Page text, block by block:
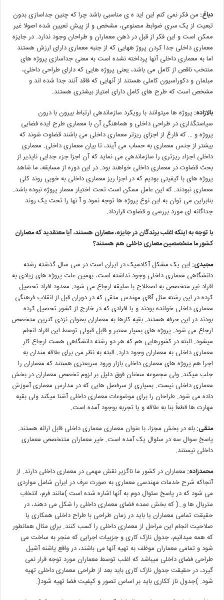
دباغ: من فکر نمی کنم این اید ه ی مناسبی باشد چرا که چنین جداسازی بدون
تبعیت از یک سری ضوابط مصنوعی، مشخص و از پیش تعیین شده اصولاغیر
ممکن استو اینفکر ازقبلدرذهن معمارانوطراحانوجودندارد.درجایزه
معماریداخلی جداکردن پروژ ههایی که ازجنبه معماریدارای ارزش هستند
امابه معماریداخلی آنها پرداختهنشده استبه معنی جداسازی پروژه های
منتخبناقص ازکامل می باشد، یعنی پروژه هایی کهدارایطراحیداخلی،
مبلمانودکوراسیونکاملی هستند ازآنهایی کهفاقد آنند جدا شده اند و
مشخص استکهطرح هایکاملدارای امتیازبیشتری هستند.
بالازاده: پروژه ها میتوانند با رویکرد سازماندهی ارتباط بیرون با درون
سیاستگذاری در طراحی داخلی و هماهنگی آن با معماری طرح ایده فضایی
پروژه و … که فارغ از اجزای ریزتر معماری داخلی می باشند قضاوت شوند که
بیشتر از جنس معماری به حساب می آیند، تا بیان معماری داخلی. معماری
داخلی اجزاء ریزتری را سازماندهی می نماید کهآن اجزاجزء جدایی ناپذیر از
بحثقضاوتدر معماریداخلی خواهند بود.در ایندوره از مسابقه، ما شاهد
پروژه هایباکیفیتی بودیمکهدر اجزا ریز معماریداخلی بهخوبی روند کلی
معمارینبودند.که اینعامل ممکن استتحت اختیار معمار پروژهنبودهباشد.
بنابراین می توانبه ایننوع پروژه هاتوجهنمودوآنها راتحت یک روند
جداگانه ای موردبررسی وقضاوتقرارداد.
باتوجهبهاینکهاغلببرندگاندرجایزه،معماران هستند،آیامعتقدیدکهمعماران
کشورمامتخصصینمعماریداخلی هم هستند؟
مجیدی: این یک مشکل آکادمیک در ایران است در سی سال گذشته رشته
دانشگاهی معماری داخلی وجود نداشته است، بهمین علت پروژه های زیادیبه
افرادغیر متخصصبه اصطلاح با سلیقه ارجاع می شود. معدود افرادتحصیل
کردهدر این رشته مثلآقای مهندس متقی کهدردورانقبل از انقلابفرهنگی
معماریداخلی خواندهبودند و یا افرادیکهدرخارج ازکشورتحصیلکرده
بودند در اینحرفه هستند.بقیهکارهابه معمارانبعنواننزدیکترین متخصص
ارجاع می شود. پروژه هایبسیار معتبروقابلقبولی توسط این افراد انجام
میشود. البتهدرکشورهایی همکه هردو رشتهدانشگاهی هست ارجاعکار
معماریداخلی به معمارانوجوددارد. البتهبهنظر منبرایعلاقه مندانبه
اجرا هم پروژه های معماریداخلی بازارورود سریعتری هستند که معماران را
جلب میکند.ولی مجموعه سخنانفوق دلیلبر لزومتخصص معماراندربخش
معماریداخلی نیست.بسیاری از سرفصل هایی کهدر مدارس معماریآموزش
داده می شود.طراحان رابرای موضوعات معماریداخلی آشنا میکند ولی بقیه
مهارت هاقطعاًبنابهعلاقهو یاتجربهبوجودآمده است.
متقی:بله در بخش مجزا، با عنوان معماری معماری داخلی قابل ارائه هستند.
پاسخ سوال سه در سئوال یک آمده است. خیر معماران متتخصص معماری
داخلی نیستند.
محمدزاده: معماران در کشور ما ناگزیر نقش مهمی در معماری داخلی دارند. از
آنجاکه شرح خدمات مهندسی معماری به صورت عرف در ایران شامل مواردی
می شودکهدر پاسخ سئوال دومبهآنها اشاره شده است)مانند فرم، انتخاب
متریال هاو…(کهبخشعمدهفضای معماریداخلی را شکل می دهند، در
حقیقتتمامی معماران یاباید در زمانطراحی باطراح داخلی همکاری یا
صلاحیت انجام این مراحل از معماریداخلی راکسبکنند.برای مثال همانطور
که همه میدانیم، جدول نازک کاریوجزییات اجرایی که منجربه ساخت می
شودوتمامی معماران موظف بهتهیهآنها می باشند، درواقع پاشنهآشیل
طراحی فضایداخلی میباشد که اغلبتوسط معماران موردتوجهقرارنمی
گیرد، درحقیقتجدول نازککاریباید بعد ازطراحی معماریداخلی تهیه
شود. )جدول نازککاریباید بر اساس تصوروکیفیتفضاتهیه شود(.